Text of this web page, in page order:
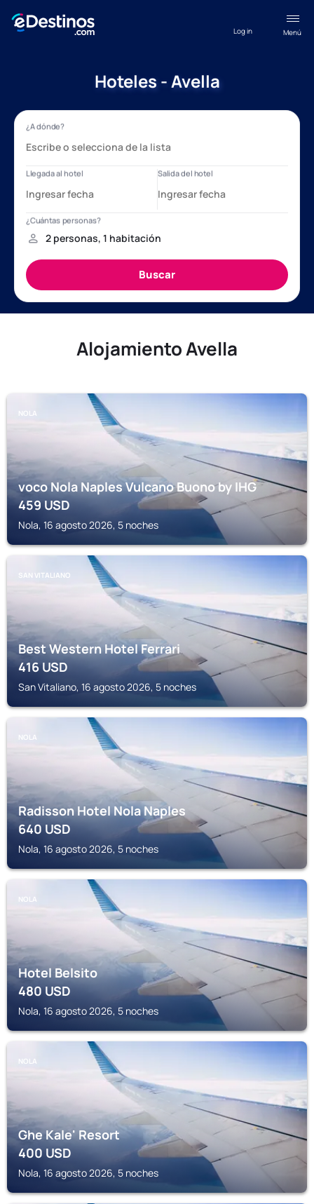
Menú
Log in
Hoteles - Avella
Alojamiento Avella
NOLA
voco Nola Naples Vulcano Buono by IHG
459USD
Nola, 16 agosto 2026, 5 noches
SAN VITALIANO
Best Western Hotel Ferrari
416USD
San Vitaliano, 16 agosto 2026, 5 noches
NOLA
Radisson Hotel Nola Naples
640USD
Nola, 16 agosto 2026, 5 noches
NOLA
Hotel Belsito
480USD
Nola, 16 agosto 2026, 5 noches
NOLA
Ghe Kale' Resort
400USD
Nola, 16 agosto 2026, 5 noches